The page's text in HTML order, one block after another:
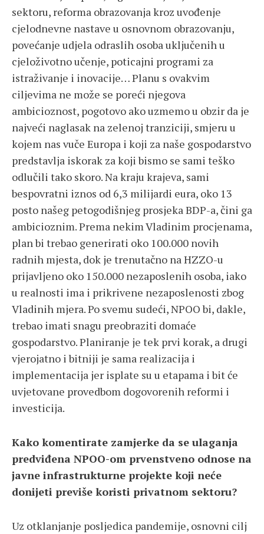
sektoru, reforma obrazovanja kroz uvođenje
cjelodnevne nastave u osnovnom obrazovanju,
povećanje udjela odraslih osoba uključenih u
cjeloživotno učenje, poticajni programi za
istraživanje i inovacije… Planu s ovakvim
ciljevima ne može se poreći njegova
ambicioznost, pogotovo ako uzmemo u obzir da je
najveći naglasak na zelenoj tranziciji, smjeru u
kojem nas vuče Europa i koji za naše gospodarstvo
predstavlja iskorak za koji bismo se sami teško
odlučili tako skoro. Na kraju krajeva, sami
bespovratni iznos od 6,3 milijardi eura, oko 13
posto našeg petogodišnjeg prosjeka BDP-a, čini ga
ambicioznim. Prema nekim Vladinim procjenama,
plan bi trebao generirati oko 100.000 novih
radnih mjesta, dok je trenutačno na HZZO-u
prijavljeno oko 150.000 nezaposlenih osoba, iako
u realnosti ima i prikrivene nezaposlenosti zbog
Vladinih mjera. Po svemu sudeći, NPOO bi, dakle,
trebao imati snagu preobraziti domaće
gospodarstvo. Planiranje je tek prvi korak, a drugi
vjerojatno i bitniji je sama realizacija i
implementacija jer isplate su u etapama i bit će
uvjetovane provedbom dogovorenih reformi i
investicija.
Kako komentirate zamjerke da se ulaganja
predviđena NPOO-om prvenstveno odnose na
javne infrastrukturne projekte koji neće
donijeti previše koristi privatnom sektoru?
Uz otklanjanje posljedica pandemije, osnovni cilj